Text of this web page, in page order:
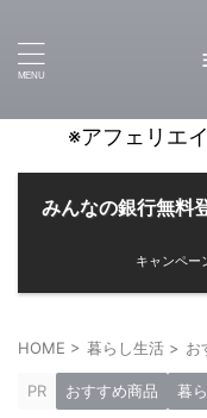
※アフェリエ
みんなの銀行無料
キャンペー
HOME > 暮らし生活 > お
PR おすすめ商品 暮